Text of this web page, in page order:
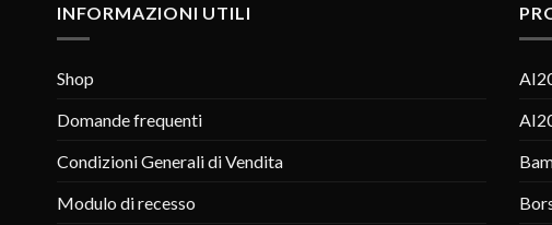
INFORMAZIONI UTILI
Shop
Domande frequenti
Condizioni Generali di Vendita
Modulo di recesso